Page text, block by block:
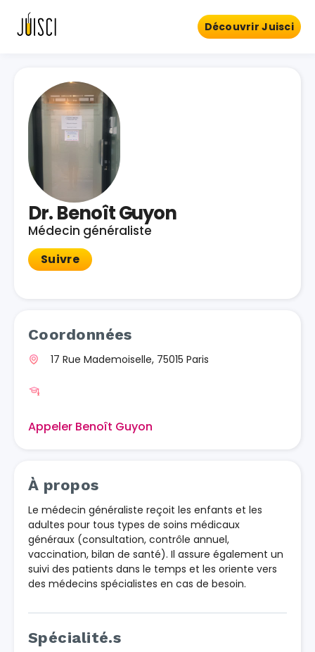
Découvrir Juisci
Dr. Benoît Guyon
Médecin généraliste
Suivre
Coordonnées
17 Rue Mademoiselle, 75015 Paris
Appeler Benoît Guyon
À propos
Le médecin généraliste reçoit les enfants et les
adultes pour tous types de soins médicaux
généraux (consultation, contrôle annuel,
vaccination, bilan de santé). Il assure également un
suivi des patients dans le temps et les oriente vers
des médecins spécialistes en cas de besoin.
Spécialité.s